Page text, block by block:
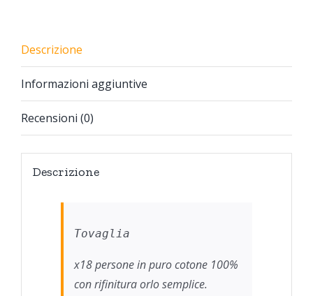
Descrizione
Informazioni aggiuntive
Recensioni (0)
Descrizione
Tovaglia
x18 persone in puro cotone 100%
con rifinitura orlo semplice.